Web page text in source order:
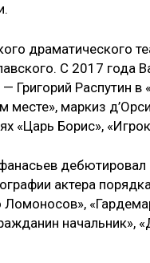
драматического
С 2017 года
Григорий Распутин
месте», маркиз
«Царь Борис»,
актера